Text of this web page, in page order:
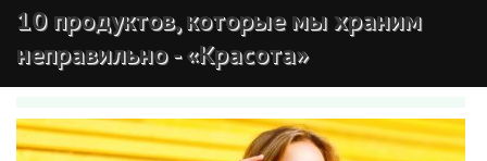
10 продуктов, которые мы храним
неправильно - «Красота»